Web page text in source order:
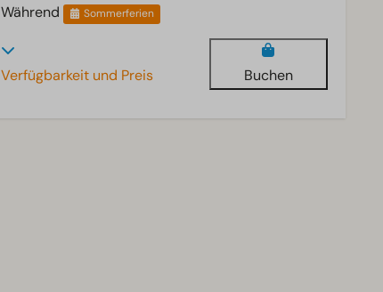
Während
Sommerferien
Verfügbarkeit und Preis Buchen